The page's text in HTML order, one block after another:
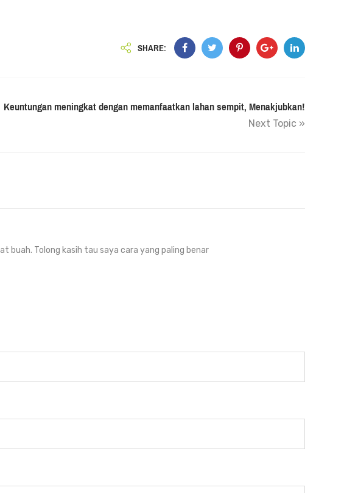
SHARE:
Keuntungan meningkat dengan memanfaatkan lahan sempit, Menakjubkan!
Next Topic »
buah. Tolong kasih tau saya cara yang paling benar